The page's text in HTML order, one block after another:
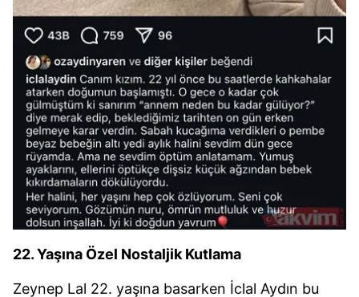
22. Yaşına Özel Nostaljik Kutlama
Zeynep Lal 22. yaşına basarken İclal Aydın bu